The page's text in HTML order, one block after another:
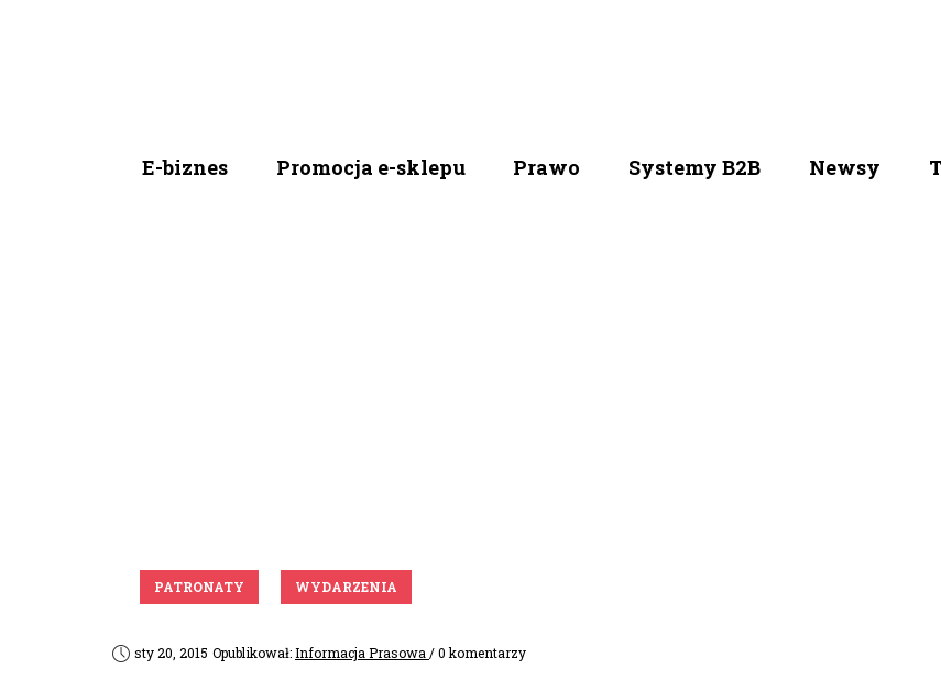
E-biznes Promocja e-sklepu Prawo Systemy B2B Newsy
PATRONATY WYDARZENIA
sty 20, 2015 Opublikował:Informacja Prasowa / 0 komentarzy